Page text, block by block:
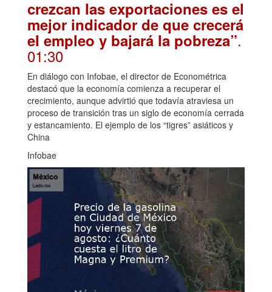
crezcan las exportaciones es el
mejor indicador de que crecerá
el empleo y bajará la pobreza”.
01:30
En diálogo con Infobae, el director de Econométrica
destacó que la economía comienza a recuperar el
crecimiento, aunque advirtió que todavía atraviesa un
proceso de transición tras un siglo de economía cerrada
y estancamiento. El ejemplo de los “tigres” asiáticos y
China
Infobae